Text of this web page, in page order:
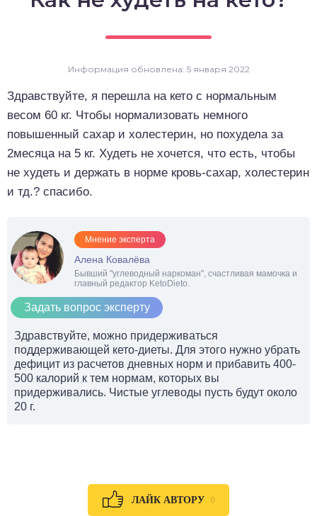
Информация обновлена: 5 января 2022
Здравствуйте, я перешла на кето с нормальным
весом 60 кг. Чтобы нормализовать немного
повышенный сахар и холестерин, но похудела за
2месяца на 5 кг. Худеть не хочется, что есть, чтобы
не худеть и держать в норме кровь-сахар, холестерин
и тд.? спасибо.
Мнение эксперта
Алена Ковалёва
Бывший "углеводный наркоман", счастливая мамочка и
главный редактор KetoDieto.
Задать вопрос эксперту
Здравствуйте, можно придерживаться
поддерживающей кето-диеты. Для этого нужно убрать
дефицит из расчетов дневных норм и прибавить 400-
500 калорий к тем нормам, которых вы
придерживались. Чистые углеводы пусть будут около
20 г.
ЛАЙК АВТОРУ 0
напитки